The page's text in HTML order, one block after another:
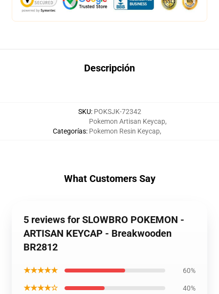
Descripción
SKU: POKSJK-72342
Categorías:
Pokemon Artisan Keycap,
Pokemon Resin Keycap,
What Customers Say
5 reviews for SLOWBRO POKEMON -
ARTISAN KEYCAP - Breakwooden
BR2812
★★★★★ 60%
★★★★☆ 40%